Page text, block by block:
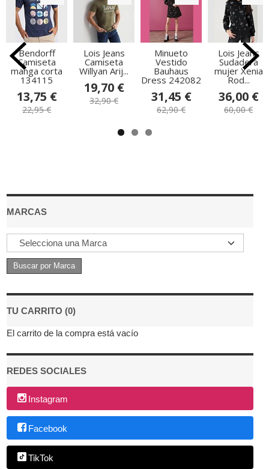
MARCAS
TU CARRITO (0)
El carrito de la compra está vacío
REDES SOCIALES
Instagram
Facebook
TikTok
Bendorff
Camiseta
manga corta
134115
13,75 €
22,95 €
Lois Jeans
Camiseta
Willyan Arij...
19,70 €
32,90 €
Minueto
Vestido
Bauhaus
Dress 242082
31,45 €
62,90 €
Lois Jeans
Sudadera
mujer Xenia
Rod...
36,00 €
60,00 €